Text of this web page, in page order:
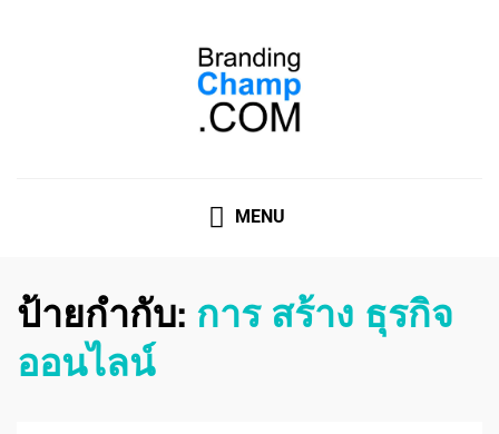
MENU
ป้ายกำกับ: การ สร้าง ธุรกิจ
ออนไลน์